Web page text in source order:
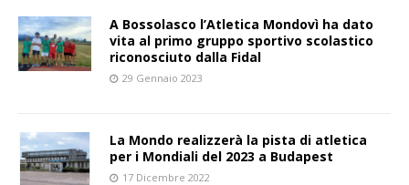
A Bossolasco l’Atletica Mondovì ha dato
vita al primo gruppo sportivo scolastico
riconosciuto dalla Fidal
29 Gennaio 2023
La Mondo realizzerà la pista di atletica
per i Mondiali del 2023 a Budapest
17 Dicembre 2022